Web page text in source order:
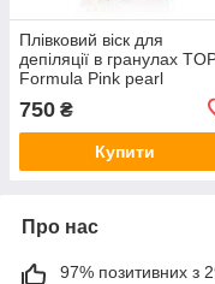
Плівковий віск для
депіляції в гранулах
Formula Pink pearl
750 ₴
Купити
Про нас
97% позитивних з